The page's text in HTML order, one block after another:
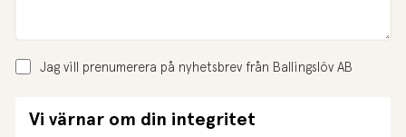
Jag vill prenumerera på nyhetsbrev från Ballingslöv AB
Vi värnar om din integritet